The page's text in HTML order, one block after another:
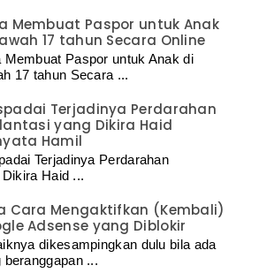
Membuat Paspor untuk Anak
17 tahun Secara Online
Membuat Paspor untuk Anak di
17 tahun Secara ...
Terjadinya Perdarahan
yang Dikira Haid
Hamil
Terjadinya Perdarahan
Haid ...
Cara Mengaktifkan (Kembali)
Adsense yang Diblokir
dikesampingkan dulu bila ada
beranggapan ...